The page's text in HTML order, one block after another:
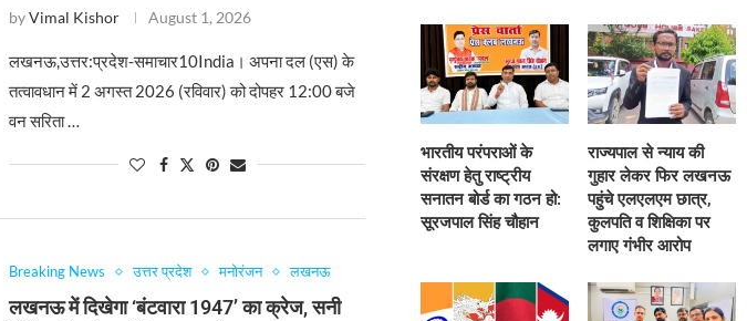
byVimal Kishor August 1, 2026
लखनऊ,उत्तर:प्रदेश-समाचार10India। अपना दल (एस) के
तत्वावधान में 2 अगस्त 2026 (रविवार) को दोपहर 12:00 बजे
वन सरिता …
Breaking News उत्तर प्रदेश मनोरंजन लखनऊ
लखनऊ में दिखेगा ‘बंटवारा 1947’ का क्रेज, सनी
भारतीय परंपराओं के
संरक्षण हेतु राष्ट्रीय
सनातन बोर्ड का गठन हो:
सूरजपाल सिंह चौहान
राज्यपाल से न्याय की
गुहार लेकर फिर लखनऊ
पहुंचे एलएलएम छात्र,
कुलपति व शिक्षिका पर
लगाए गंभीर आरोप